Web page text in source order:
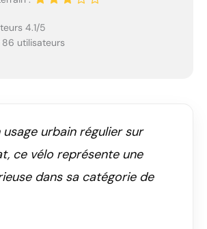
4.1/5
86 utilisateurs
usage urbain régulier sur
ce vélo représente une
dans sa catégorie de